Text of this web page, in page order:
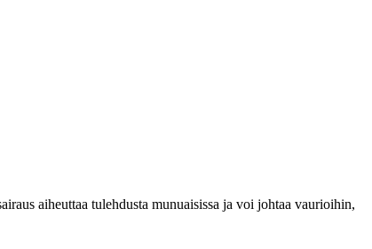
aiheuttaa tulehdusta munuaisissa ja voi johtaa vaurioihin,